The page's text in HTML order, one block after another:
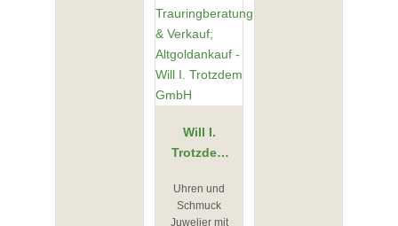
Will I.
Trotzdem
Uhren und
Schmuck
Juwelier mit